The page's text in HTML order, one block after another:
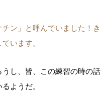
ン」と呼んでいました！き
います。
し、皆、この練習の時の話
ようだ。